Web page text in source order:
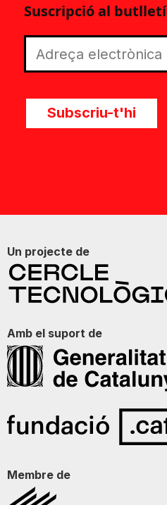
Suscripció al butlletí
Subscriu-t'hi
Un projecte de
Amb el suport de
Membre de